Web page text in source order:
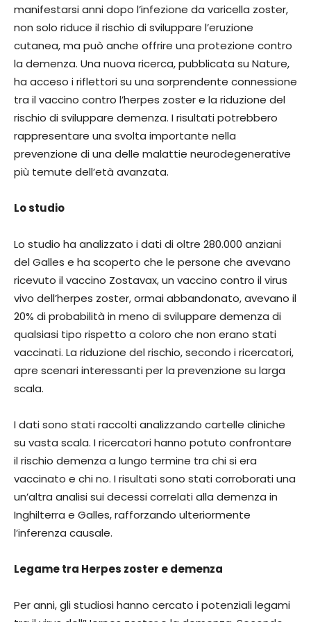
manifestarsi anni dopo l’infezione da varicella zoster,
non solo riduce il rischio di sviluppare l’eruzione
cutanea, ma può anche offrire una protezione contro
la demenza. Una nuova ricerca, pubblicata su Nature,
ha acceso i riflettori su una sorprendente connessione
tra il vaccino contro l’herpes zoster e la riduzione del
rischio di sviluppare demenza. I risultati potrebbero
rappresentare una svolta importante nella
prevenzione di una delle malattie neurodegenerative
più temute dell’età avanzata.
Lo studio
Lo studio ha analizzato i dati di oltre 280.000 anziani
del Galles e ha scoperto che le persone che avevano
ricevuto il vaccino Zostavax, un vaccino contro il virus
vivo dell’herpes zoster, ormai abbandonato, avevano il
20% di probabilità in meno di sviluppare demenza di
qualsiasi tipo rispetto a coloro che non erano stati
vaccinati. La riduzione del rischio, secondo i ricercatori,
apre scenari interessanti per la prevenzione su larga
scala.
I dati sono stati raccolti analizzando cartelle cliniche
su vasta scala. I ricercatori hanno potuto confrontare
il rischio demenza a lungo termine tra chi si era
vaccinato e chi no. I risultati sono stati corroborati una
un’altra analisi sui decessi correlati alla demenza in
Inghilterra e Galles, rafforzando ulteriormente
l’inferenza causale.
Legame tra Herpes zoster e demenza
Per anni, gli studiosi hanno cercato i potenziali legami